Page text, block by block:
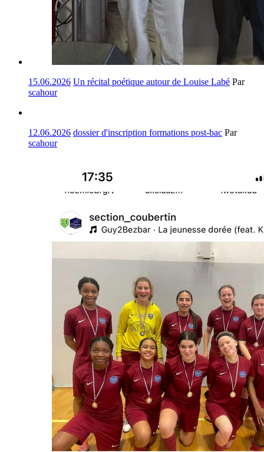
15.06.2026 Un récital poétique autour de Louise Labé Par
scahour
12.06.2026 dossier d'inscription formations post-bac Par
scahour